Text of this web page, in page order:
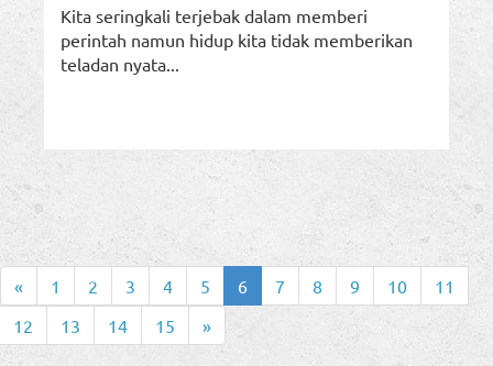
Kita seringkali terjebak dalam memberi
perintah namun hidup kita tidak memberikan
teladan nyata...
« 1 2 3 4 5 6 7 8 9 10
11
12
13 14 15 »